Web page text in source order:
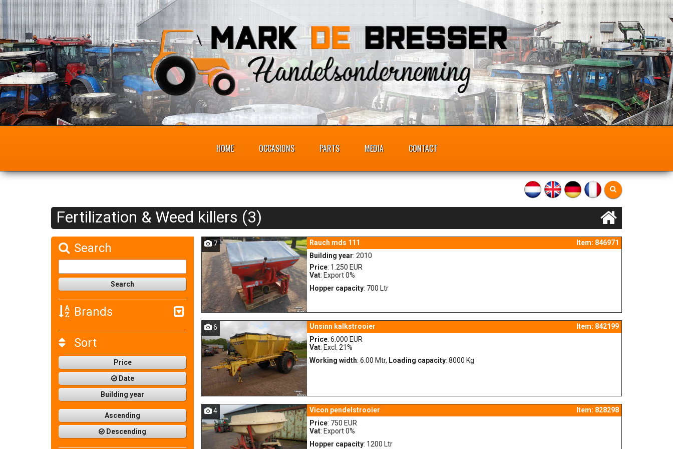
HOME OCCASIONS PARTS MEDIA CONTACT
Fertilization & Weed killers (3)
Search
Brands
Sort
Price
Date
Building year
Ascending
Descending
7 Rauch mds 111
Item: 846971
Building year: 2010
Price: 1.250 EUR
Vat: Export 0%
Hopper capacity: 700 Ltr
6 Unsinn kalkstrooier
Item: 842199
Price: 6.000 EUR
Vat: Excl. 21%
Working width: 6.00 Mtr, Loading capacity: 8000 Kg
4 Vicon pendelstrooier
Item: 828298
Price: 750 EUR
Vat: Export 0%
Hopper capacity: 1200 Ltr